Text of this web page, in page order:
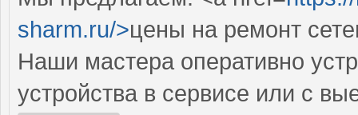
sharm.ru/>цены на ремонт
Наши мастера оперативно
устройства в сервисе или с